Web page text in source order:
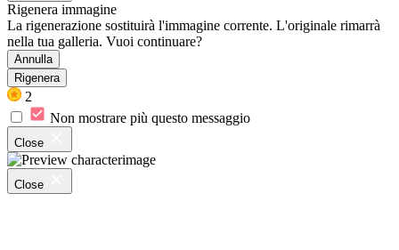
Rigenera immagine
La rigenerazione sostituirà l'immagine corrente. L'originale rimarrà
nella tua galleria. Vuoi continuare?
Annulla
Rigenera
2
Non mostrare più questo messaggio
Close
Close